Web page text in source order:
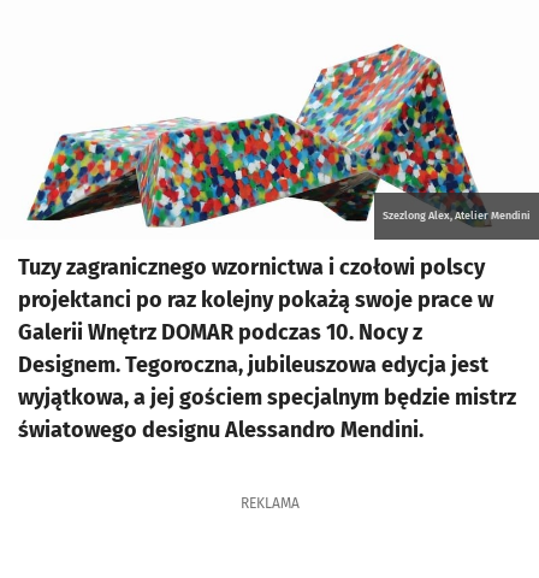
Szezlong Alex, Atelier Mendini
Tuzy zagranicznego wzornictwa i czołowi polscy
projektanci po raz kolejny pokażą swoje prace w
Galerii Wnętrz DOMAR podczas 10. Nocy z
Designem. Tegoroczna, jubileuszowa edycja jest
wyjątkowa, a jej gościem specjalnym będzie mistrz
światowego designu Alessandro Mendini.
REKLAMA